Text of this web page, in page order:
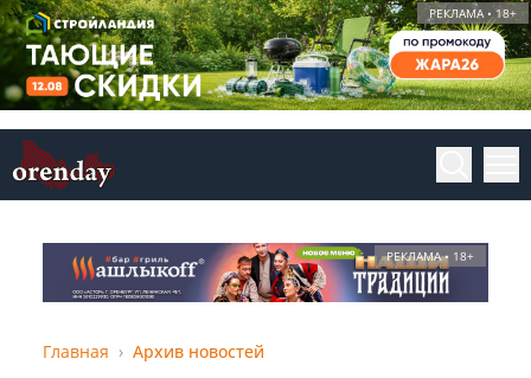
РЕКЛАМА • 18+
РЕКЛАМА • 18+
Главная Архив новостей